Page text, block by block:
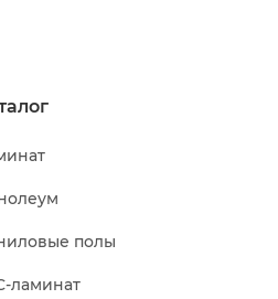
полы
ламинат